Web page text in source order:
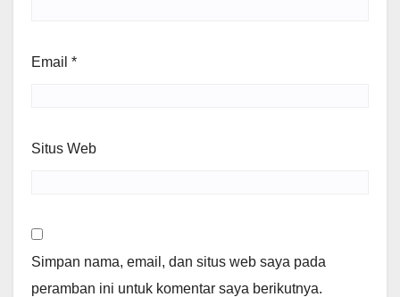
Email *
Situs Web
Simpan nama, email, dan situs web saya pada
peramban ini untuk komentar saya berikutnya.